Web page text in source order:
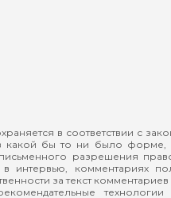
в соответствии с
какой бы то ни было форме,
разрешения
интервью, комментариях
за текст комментариев